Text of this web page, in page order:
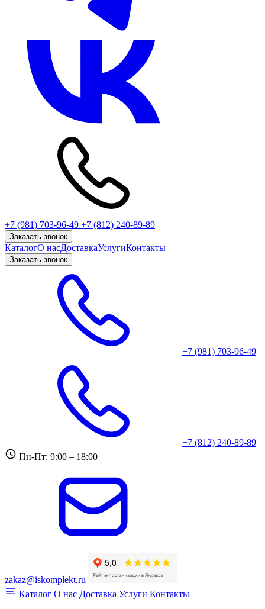
+7 (981) 703-96-49 +7 (812) 240-89-89
Заказать звонок
КаталогО насДоставкаУслугиКонтакты
Заказать звонок
+7 (981) 703-96-49
+7 (812) 240-89-89
Пн-Пт: 9:00 – 18:00
zakaz@iskomplekt.ru
Каталог О нас Доставка Услуги Контакты